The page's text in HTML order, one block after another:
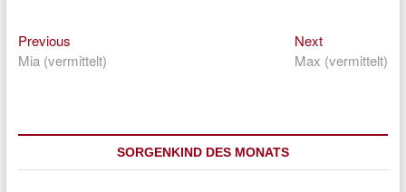
Beitragsnavigation
PreviousPrevious
post:
Mia (vermittelt)
NextNext
post:
Max (vermittelt)
SORGENKIND DES MONATS